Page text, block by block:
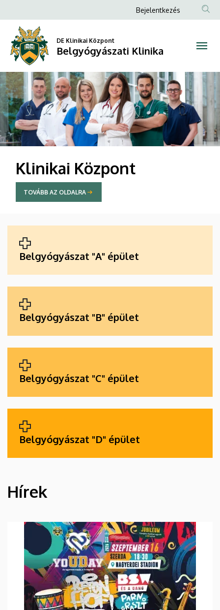
Klinika
Anonim
menüje
Bejelentkezés
DE Klinikai Központ
Belgyógyászati Klinika
DIAVETÍTÉS
Klinikai Központ
TOVÁBB AZ OLDALRA
Belgyógyászat "A" épület
Belgyógyászat "B" épület
Belgyógyászat "C" épület
Belgyógyászat "D" épület
HÍREK
Hírek